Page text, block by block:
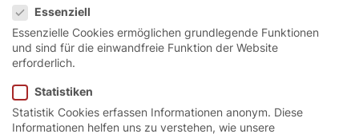
Schnelllauf-Rolltor EFA-
SRT®.
Essenziell
Essenzielle Cookies ermöglichen grundlegende Funktionen
und sind für die einwandfreie Funktion der Website
erforderlich.
Statistiken
Statistik Cookies erfassen Informationen anonym. Diese
Informationen helfen uns zu verstehen, wie unsere